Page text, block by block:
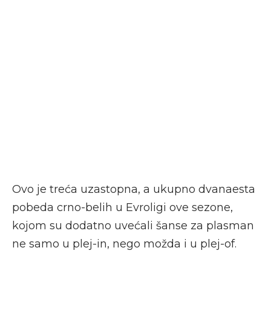
Ovo je treća uzastopna, a ukupno dvanaesta
pobeda crno-belih u Evroligi ove sezone,
kojom su dodatno uvećali šanse za plasman
ne samo u plej-in, nego možda i u plej-of.